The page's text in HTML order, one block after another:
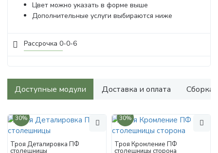
Рассрочка 0-0-6
Цвет можно указать в форме выше
Дополнительные услуги выбираются ниже
Доступные модули Доставка и оплата Сборка
30%
Троя Деталировка ПФ
столешницы
30%
Троя Кромление ПФ
столешницы сторона